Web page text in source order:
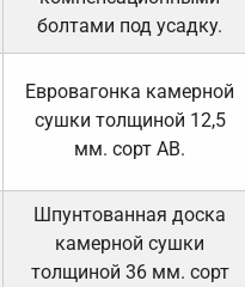
болтами под усадку.
Евровагонка камерной
сушки толщиной 12,5
мм. сорт АВ.
Шпунтованная доска
камерной сушки
толщиной 36 мм. сорт